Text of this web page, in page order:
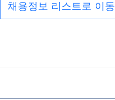
채용정보 리스트로 이동